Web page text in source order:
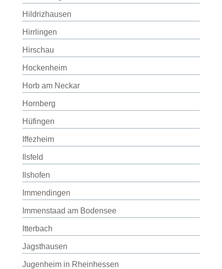
Hildrizhausen
Hirrlingen
Hirschau
Hockenheim
Horb am Neckar
Hornberg
Hüfingen
Iffezheim
Ilsfeld
Ilshofen
Immendingen
Immenstaad am Bodensee
Itterbach
Jagsthausen
Jugenheim in Rheinhessen